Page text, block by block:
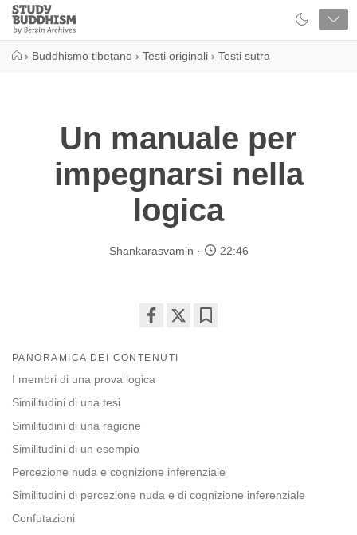
Close
Study
Buddhism
› Buddhismo tibetano › Testi originali › Testi sutra
Un manuale per
impegnarsi nella
logica
Shankarasvamin 22:46
on
facebook
PANORAMICA DEI CONTENUTI
I membri di una prova logica
Similitudini di una tesi
Similitudini di una ragione
Similitudini di un esempio
Percezione nuda e cognizione inferenziale
Similitudini di percezione nuda e di cognizione inferenziale
Confutazioni